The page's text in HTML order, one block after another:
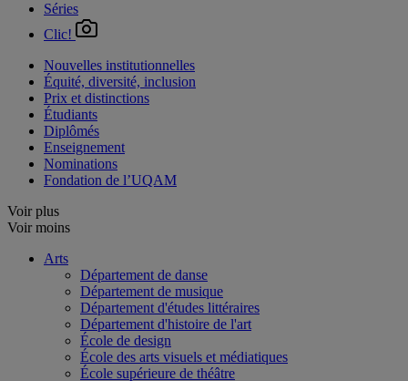
Séries
Clic!
Nouvelles institutionnelles
Équité, diversité, inclusion
Prix et distinctions
Étudiants
Diplômés
Enseignement
Nominations
Fondation de l’UQAM
Voir plus
Voir moins
Arts
Département de danse
Département de musique
Département d'études littéraires
Département d'histoire de l'art
École de design
École des arts visuels et médiatiques
École supérieure de théâtre